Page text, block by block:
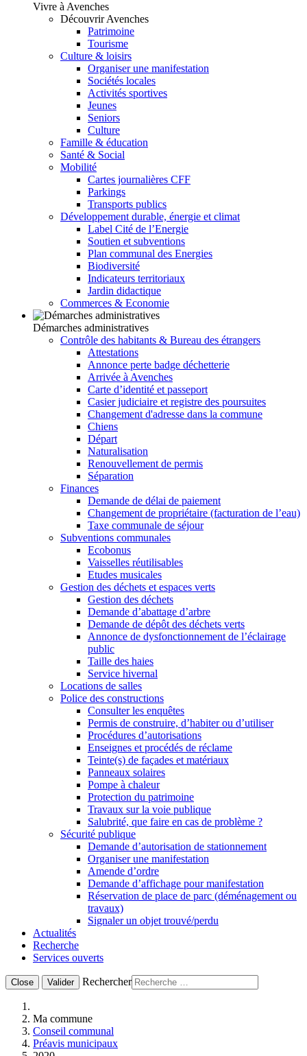
Vivre à Avenches
Découvrir Avenches
Patrimoine
Tourisme
Culture & loisirs
Organiser une manifestation
Sociétés locales
Activités sportives
Jeunes
Seniors
Culture
Famille & éducation
Santé & Social
Mobilité
Cartes journalières CFF
Parkings
Transports publics
Développement durable, énergie et climat
Label Cité de l’Energie
Soutien et subventions
Plan communal des Energies
Biodiversité
Indicateurs territoriaux
Jardin didactique
Commerces & Economie
Démarches administratives
Contrôle des habitants & Bureau des étrangers
Attestations
Annonce perte badge déchetterie
Arrivée à Avenches
Carte d’identité et passeport
Casier judiciaire et registre des poursuites
Changement d'adresse dans la commune
Chiens
Départ
Naturalisation
Renouvellement de permis
Séparation
Finances
Demande de délai de paiement
Changement de propriétaire (facturation de l’eau)
Taxe communale de séjour
Subventions communales
Ecobonus
Vaisselles réutilisables
Etudes musicales
Gestion des déchets et espaces verts
Gestion des déchets
Demande d’abattage d’arbre
Demande de dépôt des déchets verts
Annonce de dysfonctionnement de l’éclairage
public
Taille des haies
Service hivernal
Locations de salles
Police des constructions
Consulter les enquêtes
Permis de construire, d’habiter ou d’utiliser
Procédures d’autorisations
Enseignes et procédés de réclame
Teinte(s) de façades et matériaux
Panneaux solaires
Pompe à chaleur
Protection du patrimoine
Travaux sur la voie publique
Salubrité, que faire en cas de problème ?
Sécurité publique
Demande d’autorisation de stationnement
Organiser une manifestation
Amende d’ordre
Demande d’affichage pour manifestation
Réservation de place de parc (déménagement ou
travaux)
Signaler un objet trouvé/perdu
Actualités
Recherche
Services ouverts
Close Valider Rechercher
Ma commune
Conseil communal
Préavis municipaux